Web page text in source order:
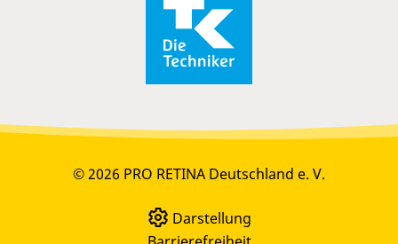
© 2026 PRO RETINA Deutschland e. V.
Darstellung